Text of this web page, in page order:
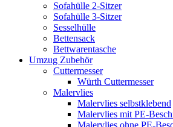
Sofahülle 2-Sitzer
Sofahülle 3-Sitzer
Sesselhülle
Bettensack
Bettwarentasche
Umzug Zubehör
Cuttermesser
Würth Cuttermesser
Malervlies
Malervlies selbstklebend
Malervlies mit PE-
Malervlies ohne PE-